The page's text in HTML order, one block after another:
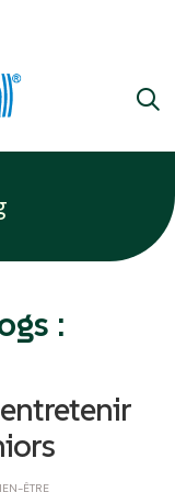
:
ÊTRE